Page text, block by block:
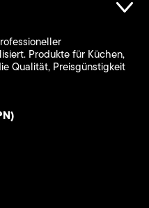
Produkte für Küchen,
Qualität, Preisgünstigkeit